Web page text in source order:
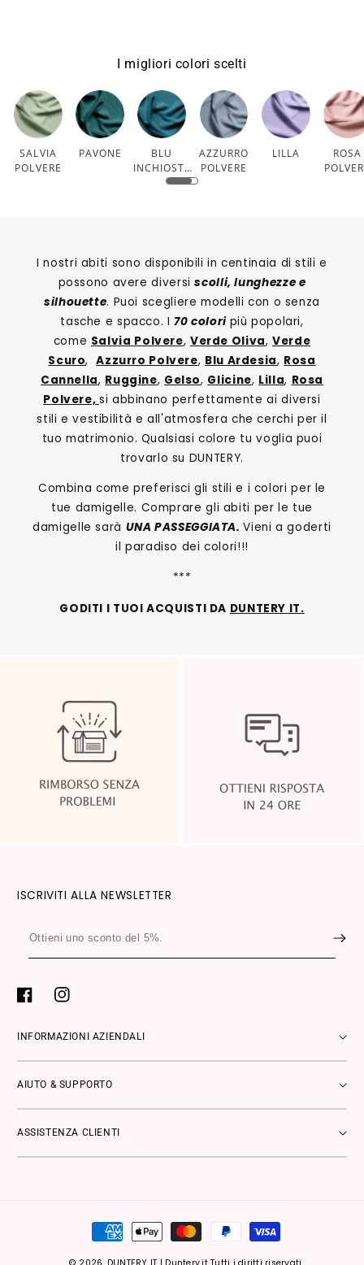
I migliori colori scelti
SALVIA
POLVERE
PAVONE
BLU
INCHIOSTR
O
AZZURRO
POLVERE
LILLA
ROSA
I nostri abiti sono disponibili in centinaia di stili e
possono avere diversiscolli, lunghezze e
silhouette. Puoi scegliere modelli con o senza
tasche e spacco. I70 colori più popolari,
come Salvia Polvere, Verde Oliva,Verde
Scuro,Azzurro Polvere, Blu Ardesia, Rosa
Cannella, Ruggine, Gelso, Glicine, Lilla, Rosa
Polvere, si abbinano perfettamente ai diversi
stili e vestibilità e all'atmosfera che cerchi per il
tuo matrimonio. Qualsiasi colore tu voglia puoi
trovarlo su DUNTERY.
Combina come preferisci gli stili e i colori per le
tue damigelle. Comprare gli abiti per le tue
damigelle sarà UNA PASSEGGIATA.Vieni a goderti
il paradiso dei colori!!!
***
GODITI I TUOI ACQUISTI DA DUNTERY IT.
ISCRIVITI ALLA NEWSLETTER
Ottieni
uno
del
FacebookInstagram
INFORMAZIONI AZIENDALI
AIUTO & SUPPORTO
ASSISTENZA CLIENTI
Metodi
di